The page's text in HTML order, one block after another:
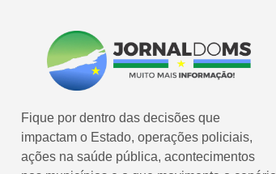
Fique por dentro das decisões que
impactam o Estado, operações policiais,
ações na saúde pública, acontecimentos